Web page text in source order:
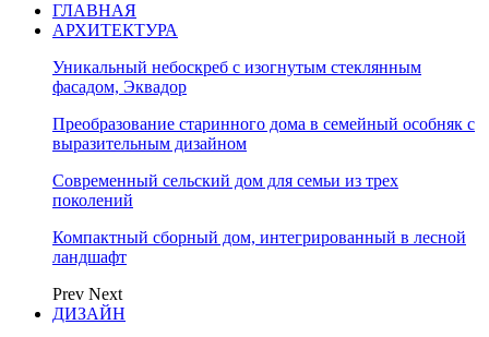
ГЛАВНАЯ
АРХИТЕКТУРА
Уникальный небоскреб с изогнутым стеклянным
фасадом, Эквадор
Преобразование старинного дома в семейный особняк с
выразительным дизайном
Современный сельский дом для семьи из трех
поколений
Компактный сборный дом, интегрированный в лесной
ландшафт
Prev Next
ДИЗАЙН